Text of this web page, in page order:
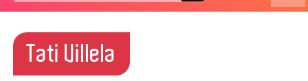
Tati Villela